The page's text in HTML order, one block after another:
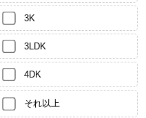
3K
3LDK
4DK
それ以上